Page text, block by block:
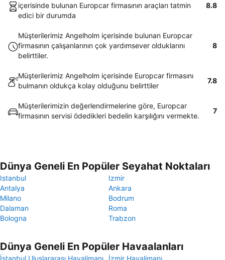
içerisinde bulunan Europcar firmasının araçları tatmin
edici bir durumda
8.8
Müşterilerimiz Angelholm içerisinde bulunan Europcar
firmasının çalışanlarının çok yardımsever olduklarını
belirttiler.
8
Müşterilerimiz Angelholm içerisinde Europcar firmasını
bulmanın oldukça kolay olduğunu belirttiler
7.8
Müşterilerimizin değerlendirmelerine göre, Europcar
firmasının servisi ödedikleri bedelin karşılığını vermekte.
7
Dünya Geneli En Popüler Seyahat Noktaları
Istanbul
Izmir
Antalya
Ankara
Milano
Bodrum
Dalaman
Roma
Bologna
Trabzon
Dünya Geneli En Popüler Havaalanları
İstanbul Uluslararası Havalimanı İzmir Havalimanı